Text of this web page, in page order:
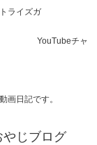
ライズガ
ャ
記です。
じブログ